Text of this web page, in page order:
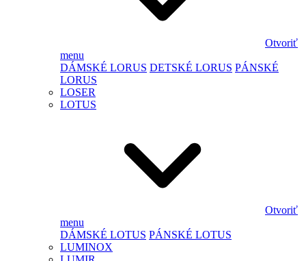
Otvoriť
menu
DÁMSKÉ LORUS DETSKÉ LORUS PÁNSKÉ
LORUS
LOSER
LOTUS
Otvoriť
menu
DÁMSKÉ LOTUS PÁNSKÉ LOTUS
LUMINOX